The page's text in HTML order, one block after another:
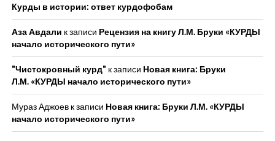
Курды в истории: ответ курдофобам
Аза Авдали к записи Рецензия на книгу Л.М. Бруки «КУРДЫ
начало исторического пути»
"Чистокровный курд" к записи Новая книга: Бруки
Л.М. «КУРДЫ начало исторического пути»
Мураз Аджоевк записи Новая книга: Бруки Л.М. «КУРДЫ
начало исторического пути»